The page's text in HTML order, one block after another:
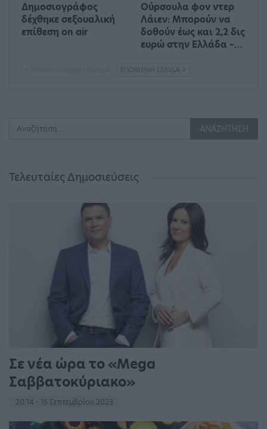
Δημοσιογράφος
δέχθηκε σεξουαλική
επίθεση on air
Ούρσουλα φον ντερ
Λάιεν: Μπορούν να
δοθούν έως και 2,2 δις
ευρώ στην Ελλάδα –…
ΕΠΌΜΕΝΗ ΣΕΛΊΔΑ
Τελευταίες Δημοσιεύσεις
Σε νέα ώρα το «Mega
Σαββατοκύριακο»
20:14 - 15 Σεπτεμβρίου 2023